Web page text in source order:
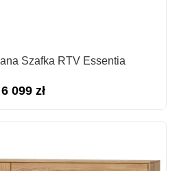
Szafka RTV Essentia
6 099 zł